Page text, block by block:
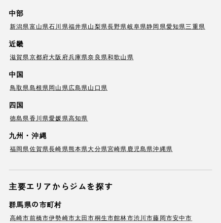
中部
新潟県富山県石川県福井県山梨県長野県岐阜県静岡県愛知県三重県
近畿
滋賀県京都府大阪府兵庫県奈良県和歌山県
中国
鳥取県島根県岡山県広島県山口県
四国
徳島県香川県愛媛県高知県
九州・沖縄
福岡県佐賀県長崎県熊本県大分県宮崎県 鹿児島県沖縄県
主要エリアからジムを探す
群馬県の市町村
高崎市前橋市伊勢崎市太田市桐生市館林市渋川市藤岡市安中市